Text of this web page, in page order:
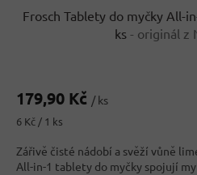
Frosch Tablety do myčky All-
ks - originál z
produktu
3,7
z
5
179,90 Kč / ks
Měrná
6 Kč / 1 ks
Zářivě čisté nádobí a svěží vůně
All-in-1 tablety do myčky spojují